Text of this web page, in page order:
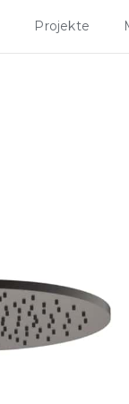
Projekte